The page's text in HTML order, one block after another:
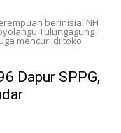
berinisial NH
Tulungagung
mencuri di toko
Dapur SPPG,